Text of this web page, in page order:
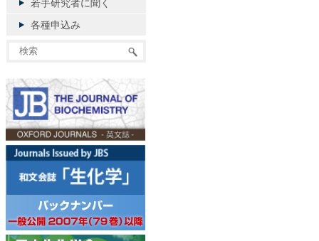
若手研究者に聞く
各種申込み